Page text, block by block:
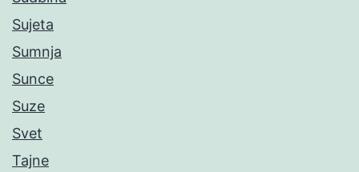
Sujeta
Sumnja
Sunce
Suze
Svet
Tajne